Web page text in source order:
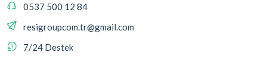
0537 500 12 84
resigroupcom.tr@gmail.com
7/24 Destek